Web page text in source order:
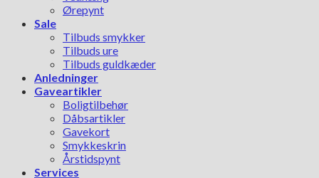
Ørepynt
Sale
Tilbuds smykker
Tilbuds ure
Tilbuds guldkæder
Anledninger
Gaveartikler
Boligtilbehør
Dåbsartikler
Gavekort
Smykkeskrin
Årstidspynt
Services